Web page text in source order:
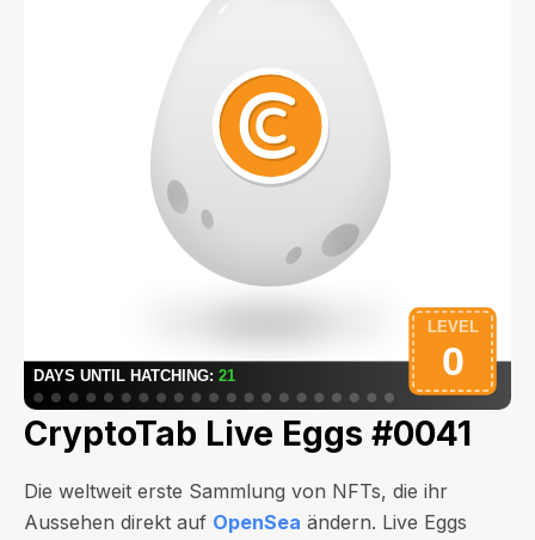
CryptoTab Live Eggs #0041
Die weltweit erste Sammlung von NFTs, die ihr
Aussehen direkt auf OpenSea ändern. Live Eggs